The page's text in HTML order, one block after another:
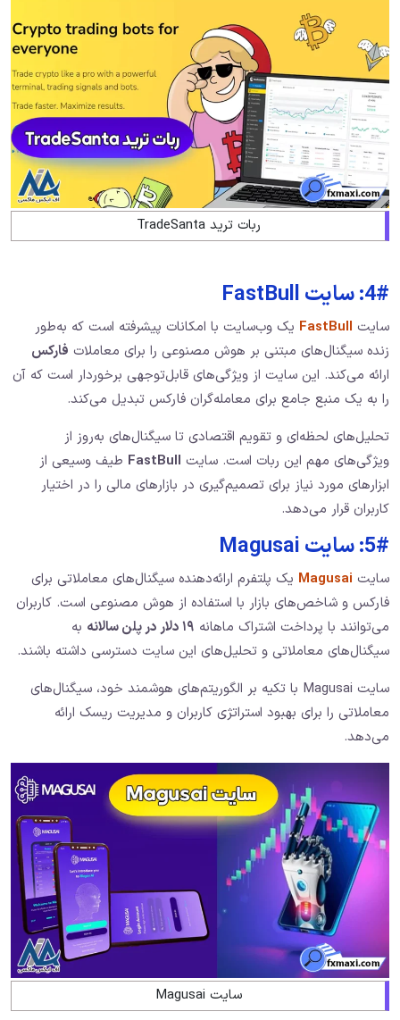
ربات ترید TradeSanta
4#: سایت FastBull
سایت FastBull یک وب‌سایت با امکانات پیشرفته است که به‌طور
زنده سیگنال‌های مبتنی بر هوش مصنوعی را برای معاملات فارکس
ارائه می‌کند. این سایت از ویژگی‌های قابل‌توجهی برخوردار است که آن
را به یک منبع جامع برای معامله‌گران فارکس تبدیل می‌کند.
تحلیل‌های لحظه‌ای و تقویم اقتصادی تا سیگنال‌های به‌روز از
ویژگی‌های مهم این ربات است. سایت FastBull طیف وسیعی از
ابزارهای مورد نیاز برای تصمیم‌گیری در بازارهای مالی را در اختیار
کاربران قرار می‌دهد.
5#: سایت Magusai
سایت Magusai یک پلتفرم ارائه‌دهنده سیگنال‌های معاملاتی برای
فارکس و شاخص‌های بازار با استفاده از هوش مصنوعی است. کاربران
می‌توانند با پرداخت اشتراک ماهانه ۱۹ دلار در پلن سالانه
به
سیگنال‌های معاملاتی و تحلیل‌های این سایت دسترسی داشته باشند.
سایت Magusai با تکیه بر الگوریتم‌های هوشمند خود، سیگنال‌های
معاملاتی را برای بهبود استراتژی کاربران و مدیریت ریسک ارائه
می‌دهد.
سایت Magusai